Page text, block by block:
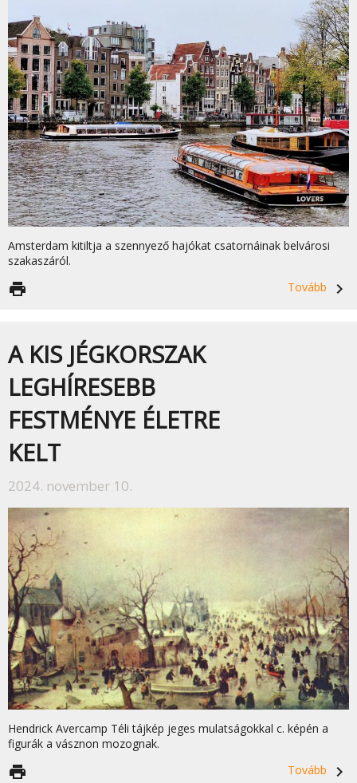
Amsterdam kitiltja a szennyező hajókat csatornáinak belvárosi
szakaszáról.
Tovább
navigate_next
print
A KIS JÉGKORSZAK
LEGHÍRESEBB
FESTMÉNYE ÉLETRE
KELT
2024. november 10.
Hendrick Avercamp Téli tájkép jeges mulatságokkal c. képén a
figurák a vásznon mozognak.
Tovább
navigate_next
print